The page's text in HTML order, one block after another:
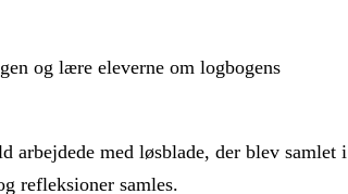
og lære eleverne om logbogens
arbejdede med løsblade, der blev samlet i
refleksioner samles.